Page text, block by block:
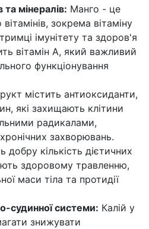
та мінералів: Манго - це
зокрема вітаміну
імунітету та здоров'я
вітамін A, який важливий
функціонування
містить антиоксиданти,
які захищають клітини
радикалами,
захворювань.
добру кількість дієтичних
здоровому травленню,
маси тіла та протидії
судинної системи: Калій у
знижувати